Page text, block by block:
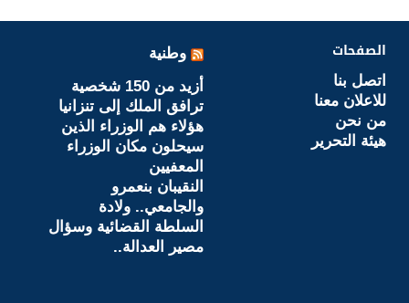
الصفحات
اتصل بنا
للاعلان معنا
من نحن
هيئة التحرير
وطنية
أزيد من 150 شخصية
ترافق الملك إلى تنزانيا
هؤلاء هم الوزراء الذين
سيحلون مكان الوزراء
المعفيين
النقيبان بنعمرو
والجامعي.. ولادة
السلطة القضائية وسؤال
مصير العدالة..